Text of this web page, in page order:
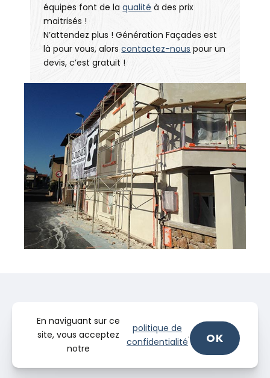
En naviguant sur ce
site, vous acceptez
notre
politique de
confidentialité
. OK
équipes font de laqualité à des prix
maitrisés !
N’attendez plus ! Génération Façades est
là pour vous, alorscontactez-nous pour un
devis, c’est gratuit !